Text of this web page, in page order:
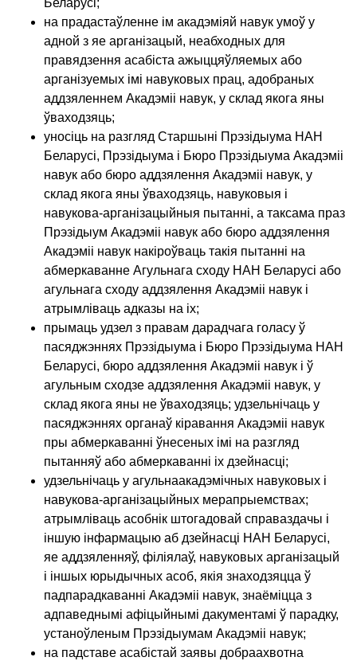
Беларусі;
на прадастаўленне ім акадэміяй навук умоў у
адной з яе арганізацый, неабходных для
правядзення асабіста ажыццяўляемых або
арганізуемых імі навуковых прац, адобраных
аддзяленнем Акадэміі навук, у склад якога яны
ўваходзяць;
уносіць на разгляд Старшыні Прэзідыума НАН
Беларусі, Прэзідыума і Бюро Прэзідыума Акадэміі
навук або бюро аддзялення Акадэміі навук, у
склад якога яны ўваходзяць, навуковыя і
навукова-арганізацыйныя пытанні, а таксама праз
Прэзідыум Акадэміі навук або бюро аддзялення
Акадэміі навук накіроўваць такія пытанні на
абмеркаванне Агульнага сходу НАН Беларусі або
агульнага сходу аддзялення Акадэміі навук і
атрымліваць адказы на іх;
прымаць удзел з правам дарадчага голасу ў
пасяджэннях Прэзідыума і Бюро Прэзідыума НАН
Беларусі, бюро аддзялення Акадэміі навук і ў
агульным сходзе аддзялення Акадэміі навук, у
склад якога яны не ўваходзяць; удзельнічаць у
пасяджэннях органаў кіравання Акадэміі навук
пры абмеркаванні ўнесеных імі на разгляд
пытанняў або абмеркаванні іх дзейнасці;
удзельнічаць у агульнаакадэмічных навуковых і
навукова-арганізацыйных мерапрыемствах;
атрымліваць асобнік штогадовай справаздачы і
іншую інфармацыю аб дзейнасці НАН Беларусі,
яе аддзяленняў, філіялаў, навуковых арганізацый
і іншых юрыдычных асоб, якія знаходзяцца ў
падпарадкаванні Акадэміі навук, знаёміцца з
адпаведнымі афіцыйнымі дакументамі ў парадку,
устаноўленым Прэзідыумам Акадэміі навук;
на падставе асабістай заявы добраахвотна